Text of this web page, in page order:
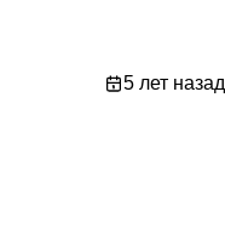
5 лет назад